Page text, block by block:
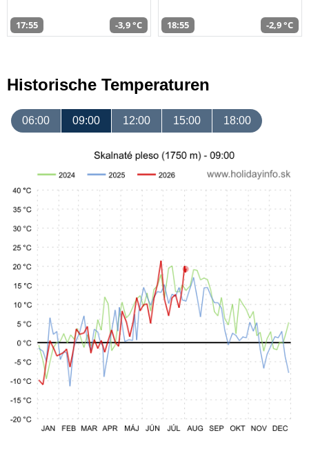
17:55 -3,9 °C 18:55 -2,9 °C
Historische Temperaturen
06:00 09:00 12:00 15:00 18:00